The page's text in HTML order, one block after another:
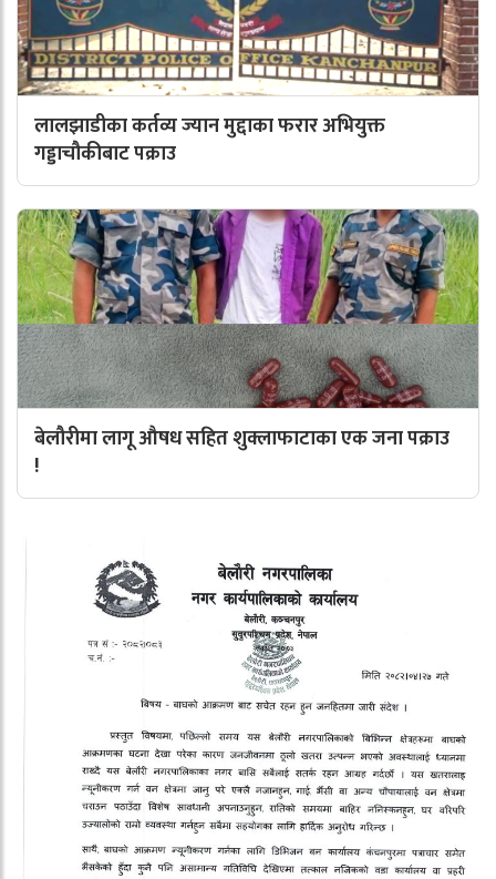
लालझाडीका कर्तव्य ज्यान मुद्दाका फरार अभियुक्त
गड्डाचौकीबाट पक्राउ
बेलौरीमा लागू औषध सहित शुक्लाफाटाका एक जना पक्राउ
!